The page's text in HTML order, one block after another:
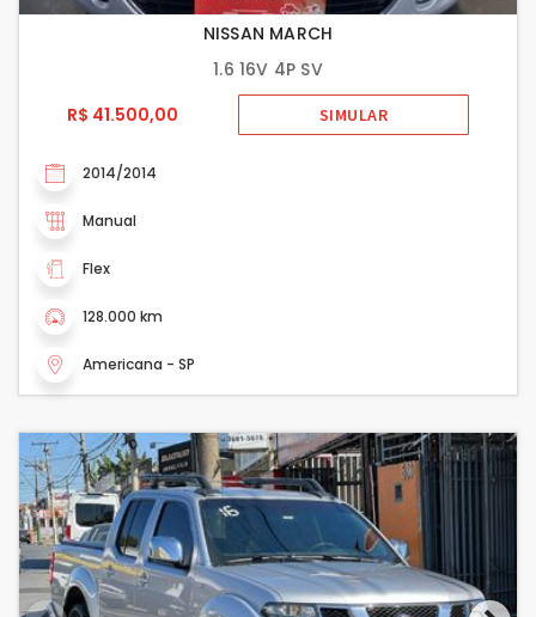
NISSAN MARCH
1.6 16V 4P SV
R$ 41.500,00
SIMULAR
2014/2014
Manual
Flex
128.000 km
Americana - SP